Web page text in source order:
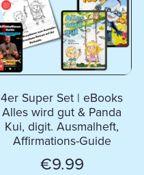
4er Super Set | eBooks
Alles wird gut & Panda
Kui, digit. Ausmalheft,
Affirmations-Guide
€9.99